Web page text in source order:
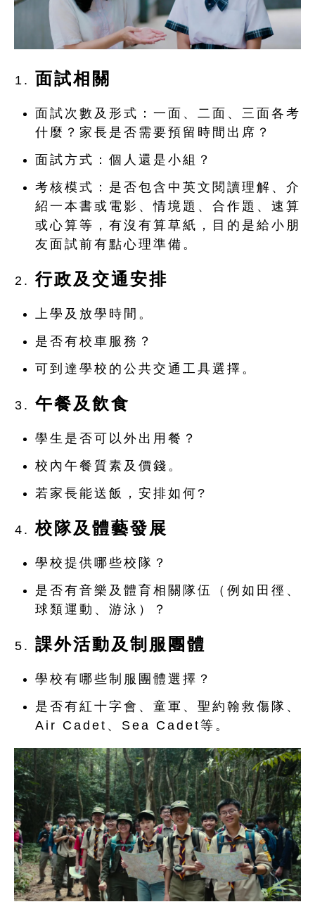
面試相關
面試次數及形式：一面、二面、三面各考
什麼？家長是否需要預留時間出席？
面試方式：個人還是小組？
考核模式：是否包含中英文閱讀理解、介
紹一本書或電影、情境題、合作題、速算
或心算等，有沒有算草紙，目的是給小朋
友面試前有點心理準備。
行政及交通安排
上學及放學時間。
是否有校車服務？
可到達學校的公共交通工具選擇。
午餐及飲食
學生是否可以外出用餐？
校內午餐質素及價錢。
若家長能送飯，安排如何?
校隊及體藝發展
學校提供哪些校隊？
是否有音樂及體育相關隊伍（例如田徑、
球類運動、游泳）？
課外活動及制服團體
學校有哪些制服團體選擇？
是否有紅十字會、童軍、聖約翰救傷隊、
Air Cadet、Sea Cadet等。